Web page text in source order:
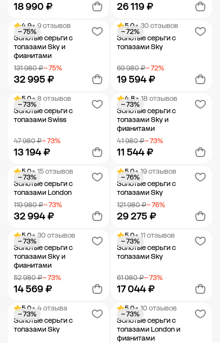
18 990 ₽
Добавить в корзину
26 119 ₽
Добавить в корзину
4.9• 9 отзывов
Золотые серьги с
топазами Sky и
фианитами
131 980 ₽− 75%
32 995 ₽
− 75%
Добавить в корзину
5.0• 30 отзывов
Золотые серьги с
топазами Sky
69 980 ₽− 72%
19 594 ₽
− 72%
Добавить в корзину
5.0• 8 отзывов
Золотые серьги с
топазами Swiss
47 980 ₽− 73%
13 194 ₽
− 73%
Добавить в корзину
4.8• 18 отзывов
Золотые серьги с
топазами Sky и
фианитами
41 980 ₽− 73%
11 544 ₽
− 73%
Добавить в корзину
5.0• 15 отзывов
Золотые серьги с
топазами London
119 980 ₽− 73%
32 994 ₽
− 73%
Добавить в корзину
5.0• 19 отзывов
Золотые серьги с
топазами Sky
121 980 ₽− 76%
29 275 ₽
− 76%
Добавить в корзину
5.0• 30 отзывов
Золотые серьги с
топазами Sky и
фианитами
52 980 ₽− 73%
14 569 ₽
− 73%
Добавить в корзину
5.0• 11 отзывов
Золотые серьги с
топазами Sky
61 980 ₽− 73%
17 044 ₽
− 73%
Добавить в корзину
5.0• 4 отзыва
Золотые серьги с
топазами Sky
− 73%
5.0• 10 отзывов
Золотые серьги с
топазами London и
фианитами
− 73%